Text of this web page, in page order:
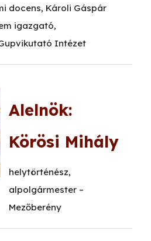
docens, Károli Gáspár
igazgató,
Intézet
Alelnök:
Körösi Mihály
helytörténész,
alpolgármester –
Mezőberény